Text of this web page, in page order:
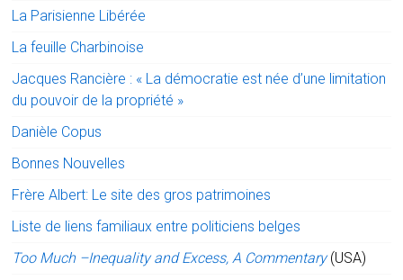
La Parisienne Libérée
La feuille Charbinoise
Jacques Rancière : « La démocratie est née d’une limitation
du pouvoir de la propriété »
Danièle Copus
Bonnes Nouvelles
Frère Albert: Le site des gros patrimoines
Liste de liens familiaux entre politiciens belges
Too Much –Inequality and Excess, A Commentary (USA)